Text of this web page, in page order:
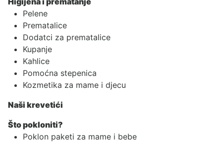
Pelene
Prematalice
Dodatci za prematalice
Kupanje
Kahlice
Pomoćna stepenica
Kozmetika za mame i djecu
Naši krevetići
Što pokloniti?
Poklon paketi za mame i bebe